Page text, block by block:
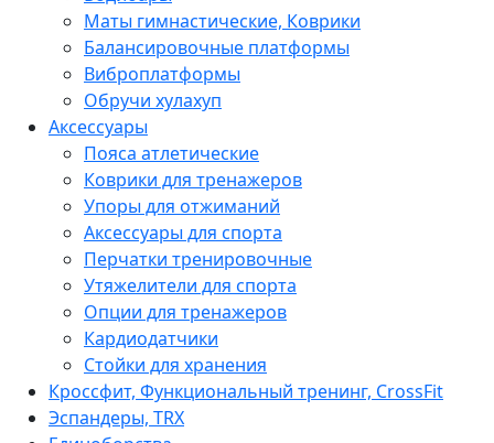
Маты гимнастические, Коврики
Балансировочные платформы
Виброплатформы
Обручи хулахуп
Аксессуары
Пояса атлетические
Коврики для тренажеров
Упоры для отжиманий
Аксессуары для спорта
Перчатки тренировочные
Утяжелители для спорта
Опции для тренажеров
Кардиодатчики
Стойки для хранения
Кроссфит, Функциональный тренинг, CrossFit
Эспандеры, TRX